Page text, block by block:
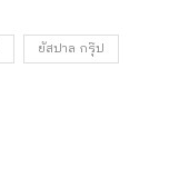
ยัสปาล กรุ๊ป